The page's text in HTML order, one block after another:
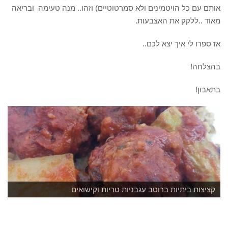
אותם עם כל הויטמינים ולא סמרטוטיים) וזהו.. מנה טעימה ובריאה
מאוד ..ללקק את האצבעות.
אז ספרו לי איך יצא לכם..
בהצלחה!
בתאבון!
קציצות ביתיות ברוטב עגבניות טריות וקישואים